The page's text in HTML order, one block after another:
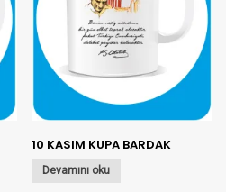
10 KASIM KUPA BARDAK
Devamını oku